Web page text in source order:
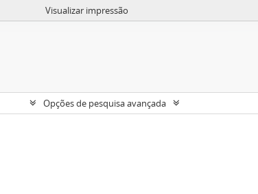
Visualizar impressão
Opções de pesquisa avançada